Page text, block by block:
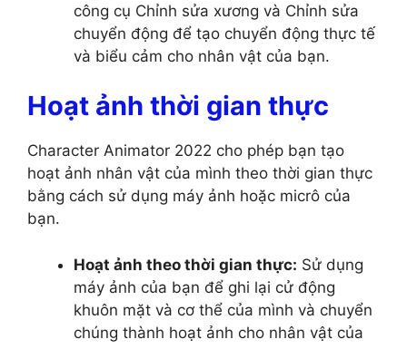
công cụ Chỉnh sửa xương và Chỉnh sửa
chuyển động để tạo chuyển động thực tế
và biểu cảm cho nhân vật của bạn.
Hoạt ảnh thời gian thực
Character Animator 2022 cho phép bạn tạo
hoạt ảnh nhân vật của mình theo thời gian thực
bằng cách sử dụng máy ảnh hoặc micrô của
bạn.
Hoạt ảnh theo thời gian thực: Sử dụng
máy ảnh của bạn để ghi lại cử động
khuôn mặt và cơ thể của mình và chuyển
chúng thành hoạt ảnh cho nhân vật của